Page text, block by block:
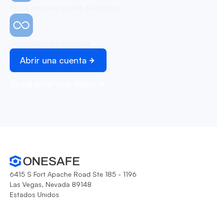
Abrir una cuenta
6415 S Fort Apache Road Ste 185 - 1196
Las Vegas, Nevada 89148
Estados Unidos